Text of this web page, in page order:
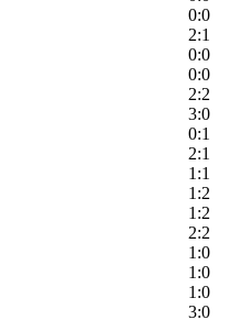
0:0
2:1
0:0
0:0
2:2
3:0
0:1
2:1
1:1
1:2
1:2
2:2
1:0
1:0
1:0
3:0